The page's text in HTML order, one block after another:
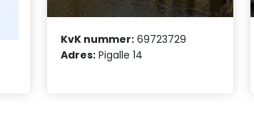
KvK nummer: 69723729
Adres: Pigalle 14